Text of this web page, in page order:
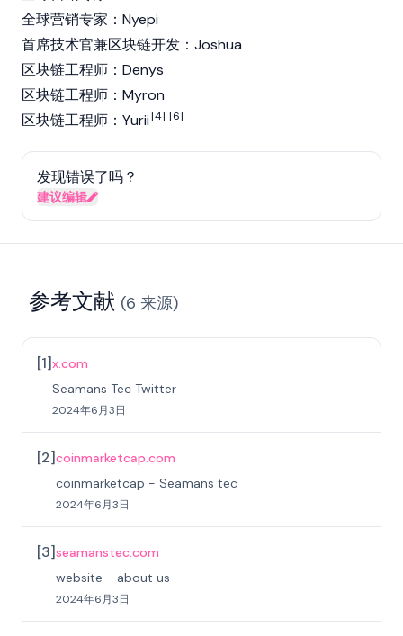
全球营销专家：Nyepi
首席技术官兼区块链开发：Joshua
区块链工程师：Denys
区块链工程师：Myron
区块链工程师：Yurii[4] [6]
发现错误了吗？
建议编辑
参考文献 (6 来源)
[1]x.com
Seamans Tec Twitter
2024年6月3日
[2]coinmarketcap.com
coinmarketcap - Seamans tec
2024年6月3日
[3]seamanstec.com
website - about us
2024年6月3日